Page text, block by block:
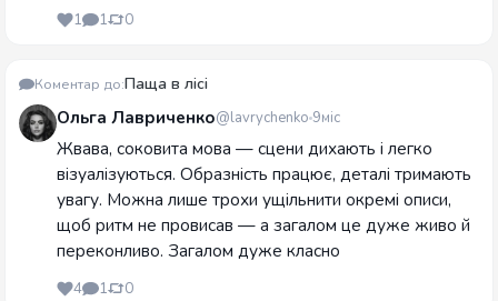
1 1 0
Коментар до:Паща в лісі
Ольга Лавриченко@lavrychenko 9міс
Жвава, соковита мова — сцени дихають і легко
візуалізуються. Образність працює, деталі тримають
увагу. Можна лише трохи ущільнити окремі описи,
щоб ритм не провисав — а загалом це дуже живо й
переконливо. Загалом дуже класно
4 1 0